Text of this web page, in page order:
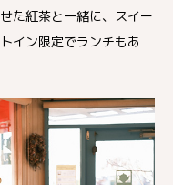
た紅茶と一緒に、スイー
イン限定でランチもあ